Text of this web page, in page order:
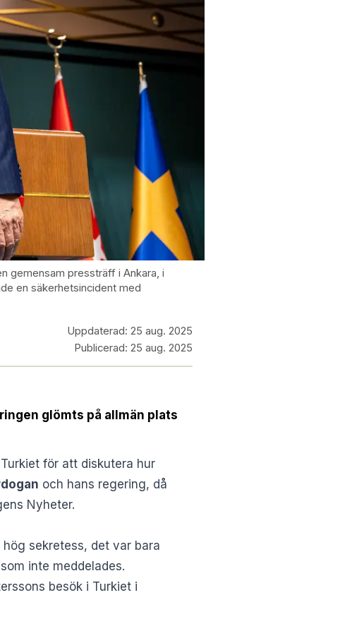
gemensam pressträff i Ankara, i
en säkerhetsincident med
Uppdaterad: 25 aug. 2025
Publicerad: 25 aug. 2025
glömts på allmän plats
för att diskutera hur
och hans regering, då
Nyheter.
sekretess, det var bara
inte meddelades.
besök i Turkiet i